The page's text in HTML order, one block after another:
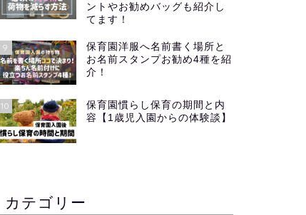
ントやお勧めバッグも紹介し
てます！
9
保育園洋服へ名前書く場所と
お名前スタンプお勧め4種を紹
介！
10
保育園慣らし保育の期間と内
容【1歳児入園からの体験談】
カテゴリー